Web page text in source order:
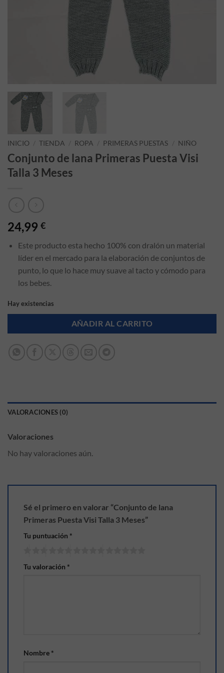
INICIO / TIENDA / ROPA / PRIMERAS PUESTAS / NIÑO
Conjunto de lana Primeras Puesta Visi
Talla 3 Meses
24,99 €
Este producto esta hecho 100% con dralón un material
líder en el mercado para la elaboración de conjuntos de
punto, lo que lo hace muy suave al tacto y cómodo para
los bebes.
Hay existencias
AÑADIR AL CARRITO
VALORACIONES (0)
Valoraciones
No hay valoraciones aún.
Sé el primero en valorar “Conjunto de lana
Primeras Puesta Visi Talla 3 Meses”
Tu puntuación *
Tu valoración *
Nombre *